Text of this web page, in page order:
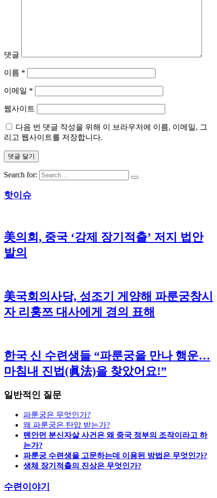
댓글
이름 *
이메일 *
웹사이트
다음 번 댓글 작성을 위해 이 브라우저에 이름, 이메일, 그
리고 웹사이트를 저장합니다.
Search for:
핫이슈
美의회, 중국 ‘강제 장기적출’ 저지 법안
발의
美국회의사당, 성조기 게양해 파룬궁창시
자 리훙쯔 대사에게 경의 표해
한국 신 수련생들 “파룬궁을 만나 행운…
마침내 진법(眞法)을 찾았어요!”
일반적인 질문
파룬궁은 무엇인가?
왜 파룬궁은 탄압 받는가?
톈안먼 분신자살 사건은 왜 중국 정부의 조작이라고 하
는가?
파룬궁 수련생을 고문하는데 이용된 방법은 무엇인가?
생체 장기적출의 진상은 무엇인가?
수련이야기